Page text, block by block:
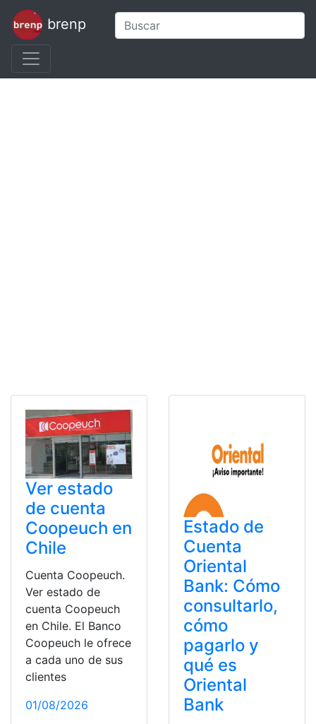
brenp
Ver estado
de cuenta
Coopeuch en
Chile
Cuenta Coopeuch.
Ver estado de
cuenta Coopeuch
en Chile. El Banco
Coopeuch le ofrece
a cada uno de sus
clientes
01/08/2026
Estado de
Cuenta
Oriental
Bank: Cómo
consultarlo,
cómo
pagarlo y
qué es
Oriental
Bank